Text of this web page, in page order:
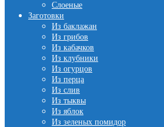
Слоеные
Заготовки
Из баклажан
Из грибов
Из кабачков
Из клубники
Из огурцов
Из перца
Из слив
Из тыквы
Из яблок
Из зеленых помидор